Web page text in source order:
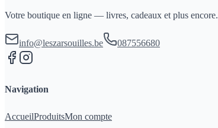
Votre boutique en ligne — livres, cadeaux et plus encore.
info@leszarsouilles.be 087556680
Navigation
AccueilProduitsMon compte